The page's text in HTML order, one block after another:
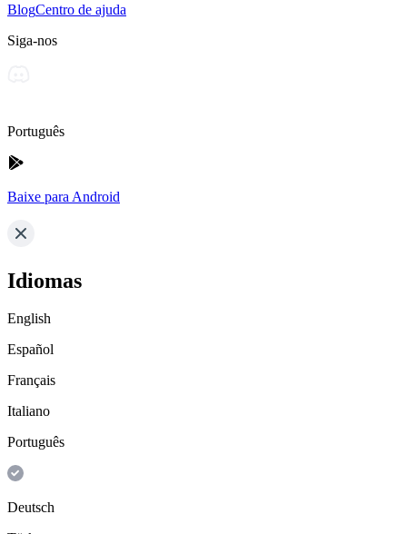
BlogCentro de ajuda
Siga-nos
Português
Baixe para Android
Idiomas
English
Español
Français
Italiano
Português
Deutsch